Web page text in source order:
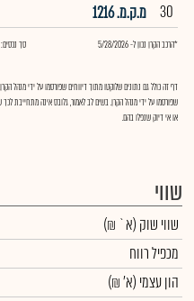
30
מ.ק.מ. 1216
*הרכב הקרן נכון ל- 5/28/2026 סך נכסים: 1,533,226.70
דף זה כולל גם נתונים שלוקטו מתוך דיווחים שפורסמו על ידי מנהל
שפורסמו על ידי מנהל הקרן. בשים לב לאמור, גלובס אינה מתחייבת לכך
או אי דיוק שנפלו בהם.
שווי
שווי שוק (א` ₪)
מכפיל רווח
הון עצמי (א' ₪)